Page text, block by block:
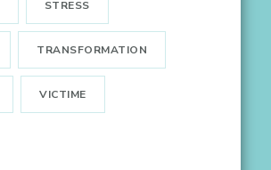
STRESS
TRANSFORMATION
VICTIME